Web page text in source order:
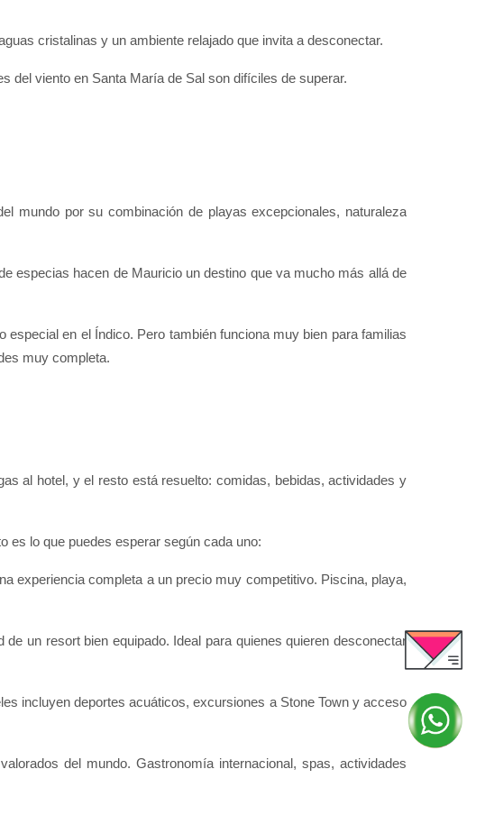
cristalinas y un ambiente relajado que invita a desconectar.
del viento en Santa María de Sal son difíciles de superar.
mundo por su combinación de playas excepcionales, naturaleza
especias hacen de Mauricio un destino que va mucho más allá de
en el Índico. Pero también funciona muy bien para familias
muy completa.
al hotel, y el resto está resuelto: comidas, bebidas, actividades y
es lo que puedes esperar según cada uno:
experiencia completa a un precio muy competitivo. Piscina, playa,
un resort bien equipado. Ideal para quienes quieren desconectar
incluyen deportes acuáticos, excursiones a Stone Town y acceso
del mundo. Gastronomía internacional, spas, actividades